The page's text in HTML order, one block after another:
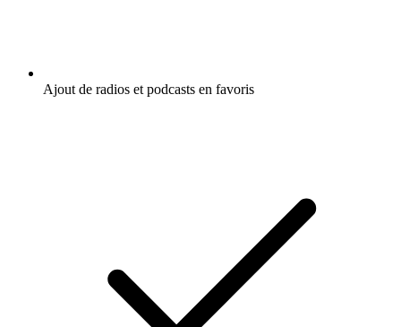
Ajout de radios et podcasts en favoris